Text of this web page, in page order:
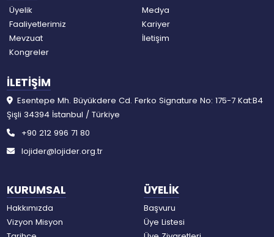
Üyelik
Faaliyetlerimiz
Mevzuat
Kongreler
Medya
Kariyer
İletişim
KURUMSAL
Hakkımızda
Vizyon Misyon
ÜYELİK
Başvuru
Üye Listesi
İLETİŞİM
Esentepe Mh. Büyükdere Cd. Ferko Signature No: 175-7 Kat:B4
Şişli 34394 İstanbul / Türkiye
+90 212 996 71 80
lojider@lojider.org.tr